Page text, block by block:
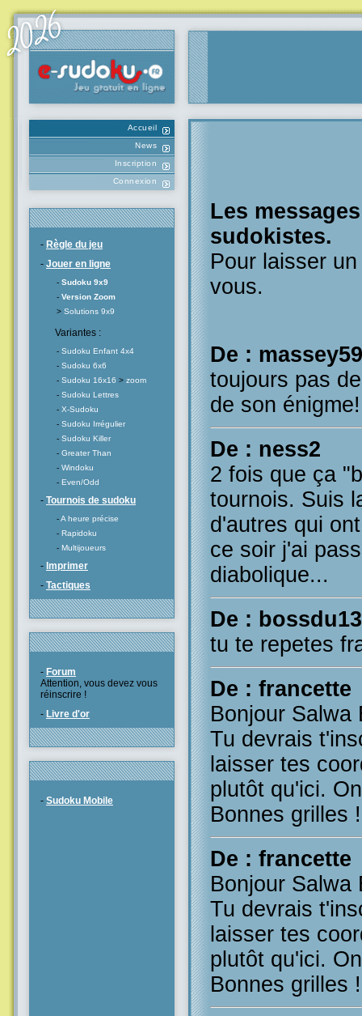
Accueil
News
Inscription
Connexion
- Règle du jeu
- Jouer en ligne
- Sudoku 9x9
- Version Zoom
> Solutions 9x9
Variantes :
- Sudoku Enfant 4x4
- Sudoku 6x6
- Sudoku 16x16 > zoom
- Sudoku Lettres
- X-Sudoku
- Sudoku Irrégulier
- Sudoku Killer
- Greater Than
- Windoku
- Even/Odd
- Tournois de sudoku
-A heure précise
- Rapidoku
- Multijoueurs
- Imprimer
- Tactiques
- Forum
Attention, vous devez vous
réinscrire !
- Livre d'or
- Sudoku Mobile
Les
sudokistes.
Pour laisser
vous.
De : massey59
toujours pas
de son énigme!
De : ness2
2 fois que ça
tournois. Suis
d'autres qui
ce soir j'ai
diabolique...
De : bossdu13
tu te repetes
De : francette
Bonjour Salwa
Tu devrais
laisser tes
plutôt qu'ici.
Bonnes grilles !
De : francette
Bonjour Salwa
Tu devrais
laisser tes
plutôt qu'ici.
Bonnes grilles !